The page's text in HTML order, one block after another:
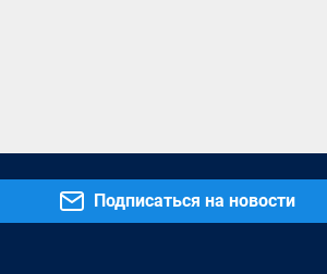
Подписаться на новости